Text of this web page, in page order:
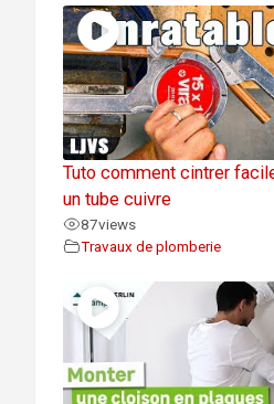
Tuto comment cintrer
un tube cuivre
87views
Travaux de plomberie